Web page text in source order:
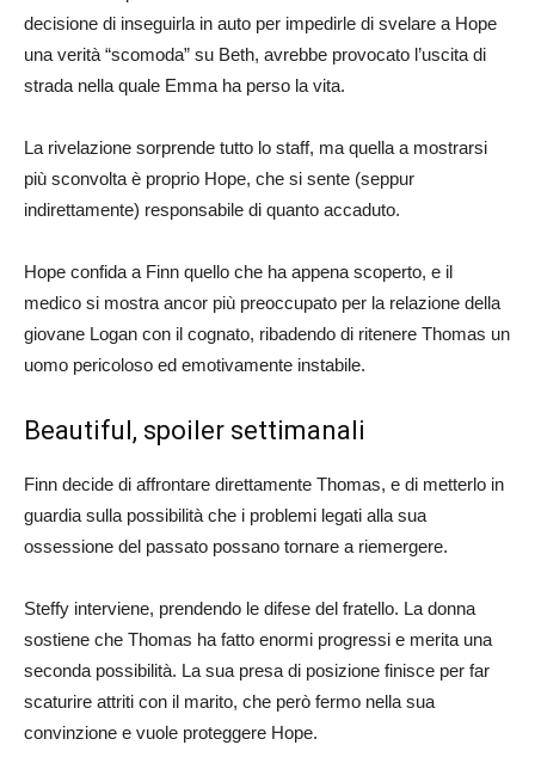
decisione di inseguirla in auto per impedirle di svelare a Hope
una verità “scomoda” su Beth, avrebbe provocato l’uscita di
strada nella quale Emma ha perso la vita.
La rivelazione sorprende tutto lo staff, ma quella a mostrarsi
più sconvolta è proprio Hope, che si sente (seppur
indirettamente) responsabile di quanto accaduto.
Hope confida a Finn quello che ha appena scoperto, e il
medico si mostra ancor più preoccupato per la relazione della
giovane Logan con il cognato, ribadendo di ritenere Thomas un
uomo pericoloso ed emotivamente instabile.
Beautiful, spoiler settimanali
Finn decide di affrontare direttamente Thomas, e di metterlo in
guardia sulla possibilità che i problemi legati alla sua
ossessione del passato possano tornare a riemergere.
Steffy interviene, prendendo le difese del fratello. La donna
sostiene che Thomas ha fatto enormi progressi e merita una
seconda possibilità. La sua presa di posizione finisce per far
scaturire attriti con il marito, che però fermo nella sua
convinzione e vuole proteggere Hope.